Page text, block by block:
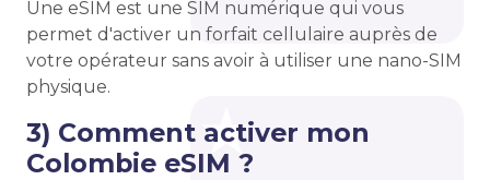
Une eSIM est une SIM numérique qui vous
permet d'activer un forfait cellulaire auprès de
votre opérateur sans avoir à utiliser une nano-SIM
physique.
3) Comment activer mon
Colombie eSIM ?